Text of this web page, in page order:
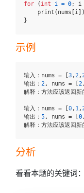
for ( int i = 0; i
示例
输入：nums = [ 3,2,
输出： 2, nums = [ 2,
解释：方法应该返回新
输入：nums = [ 0, 1,
输出： 5, nums = [ 0,
解释：方法应该返回新
分析
看看本题的关键词：